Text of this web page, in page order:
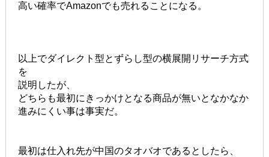
高い確率でAmazonでも売れることになる。
以上でダイレクト型とずらし型の横展開リサーチ方式
を
説明したが、
どちらも最初にきっかけとなる商品が無いとなかなか
進みにくい事は事実だ。
最初は仕入れ先が中国のタオバオであるとしたら、